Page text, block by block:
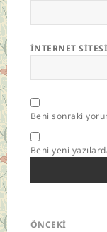
İNTERNET SITESI
Beni sonraki
Beni yeni
Yazı
ÖNCEKI